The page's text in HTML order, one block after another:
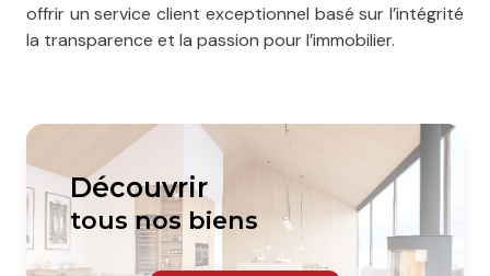
découvrir
tous nos biens
offrir un service client exceptionnel basé sur l’intégrité
la transparence et la passion pour l’immobilier.